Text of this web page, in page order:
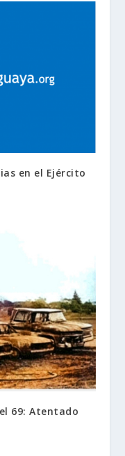
en el Ejército
69: Atentado